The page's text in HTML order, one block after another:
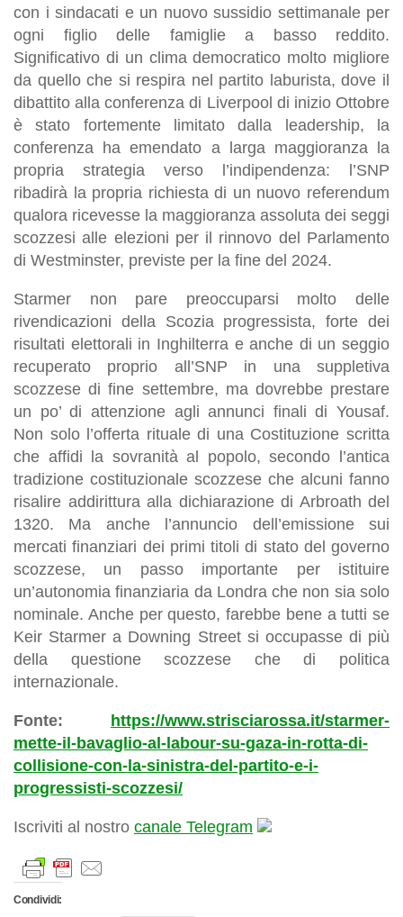
con i sindacati e un nuovo sussidio settimanale per
ogni figlio delle famiglie a basso reddito.
Significativo di un clima democratico molto migliore
da quello che si respira nel partito laburista, dove il
dibattito alla conferenza di Liverpool di inizio Ottobre
è stato fortemente limitato dalla leadership, la
conferenza ha emendato a larga maggioranza la
propria strategia verso l’indipendenza: l’SNP
ribadirà la propria richiesta di un nuovo referendum
qualora ricevesse la maggioranza assoluta dei seggi
scozzesi alle elezioni per il rinnovo del Parlamento
di Westminster, previste per la fine del 2024.
Starmer non pare preoccuparsi molto delle
rivendicazioni della Scozia progressista, forte dei
risultati elettorali in Inghilterra e anche di un seggio
recuperato proprio all’SNP in una suppletiva
scozzese di fine settembre, ma dovrebbe prestare
un po’ di attenzione agli annunci finali di Yousaf.
Non solo l’offerta rituale di una Costituzione scritta
che affidi la sovranità al popolo, secondo l’antica
tradizione costituzionale scozzese che alcuni fanno
risalire addirittura alla dichiarazione di Arbroath del
1320. Ma anche l’annuncio dell’emissione sui
mercati finanziari dei primi titoli di stato del governo
scozzese, un passo importante per istituire
un’autonomia finanziaria da Londra che non sia solo
nominale. Anche per questo, farebbe bene a tutti se
Keir Starmer a Downing Street si occupasse di più
della questione scozzese che di politica
internazionale.
Fonte: https://www.strisciarossa.it/starmer-
mette-il-bavaglio-al-labour-su-gaza-in-rotta-di-
collisione-con-la-sinistra-del-partito-e-i-
progressisti-scozzesi/
Iscriviti al nostro canale Telegram
Condividi: